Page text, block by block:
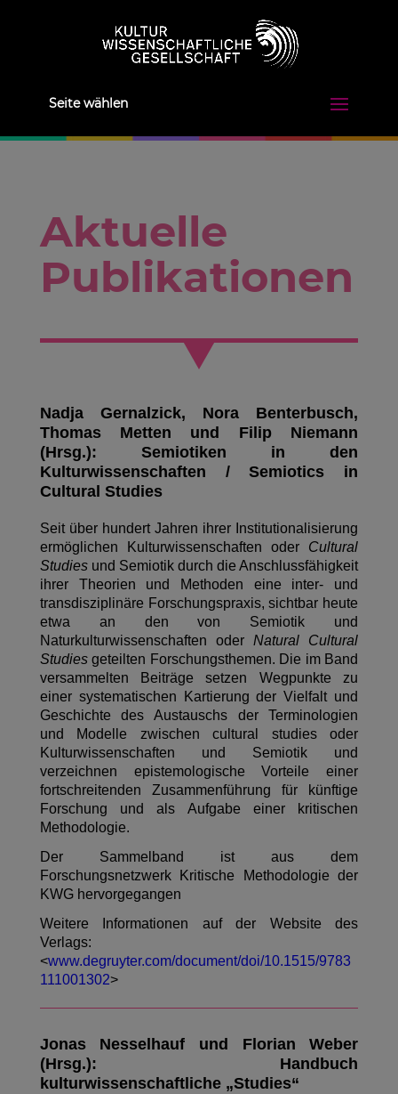
Seite wählen
Aktuelle
Publikationen
Nadja Gernalzick, Nora Benterbusch,
Thomas Metten und Filip Niemann
(Hrsg.): Semiotiken in den
Kulturwissenschaften / Semiotics in
Cultural Studies
Seit über hundert Jahren ihrer Institutionalisierung
ermöglichen Kulturwissenschaften oder Cultural
Studiesund Semiotik durch die Anschlussfähigkeit
ihrer Theorien und Methoden eine inter- und
transdisziplinäre Forschungspraxis, sichtbar heute
etwa an den von Semiotik und
Naturkulturwissenschaften oderNatural Cultural
Studiesgeteilten Forschungsthemen. Die im Band
versammelten Beiträge setzen Wegpunkte zu
einer systematischen Kartierung der Vielfalt und
Geschichte des Austauschs der Terminologien
und Modelle zwischen cultural studies oder
Kulturwissenschaften und Semiotik und
verzeichnen epistemologische Vorteile einer
fortschreitenden Zusammenführung für künftige
Forschung und als Aufgabe einer kritischen
Methodologie.
Der Sammelband ist aus dem
Forschungsnetzwerk Kritische Methodologie der
KWG hervorgegangen
Weitere Informationen auf der Website des
Verlags:
<www.degruyter.com/document/doi/10.1515/9783
111001302>
Jonas Nesselhauf und Florian Weber
(Hrsg.): Handbuch
kulturwissenschaftliche „Studies“